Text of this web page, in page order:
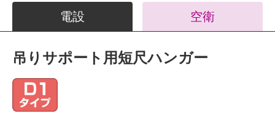
電設 空衛
吊りサポート用短尺ハンガー